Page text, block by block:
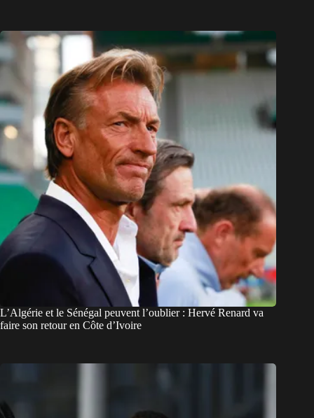
L’Algérie et le Sénégal peuvent l’oublier : Hervé Renard va
faire son retour en Côte d’Ivoire